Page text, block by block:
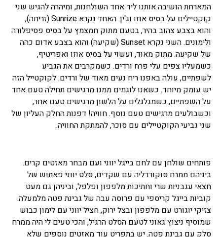
המארחת הושיבה אותנו ליד אחד השולחנות, ומיהרה להגיש שני
קוקטיילים על בסיס אוזו וג'ין. האחד נקרא Sunrize (זריחה),
והוא בצבע צהוב בהיר, בטעם מתוק חמצמץ על בסיס פסיפלורה
ולימונים. השני נקרא Sunset (שקיעה) והוא בצבע אדום כהה
של שקיעה. מתוק מאוד, ועשוי על בסיס אוזו ואפריטיף,
כשמעליו צפים עלי פרח ורדים. כשמקרבים את הגביע
לשפתיים, עולה באפנו ריח נעים מאוד של ורדים. לקוקטייל הזה
יש עומק מיוחד. כשאנו לוגמים ממנו מרגישים תחילה טעם אחד
על השפתיים, כשמגלגלים על הלשון מרגישים טעם אחר,
וכשבולעים מרגישים טעם נוסף. חוויה! דפנות החלק העליון של
שני גביעי הקוקטיילים עם סוכר, להמתקת החוויה.
פותחים שולחן עם לחם בייגל יווני ועם מבחר מאזטים קרים.
ביניהם ממרח סוקורדליה עם שקדים, סלט יווני פאתוש של
חצאי עגבניות שרי וחתיכות מלפפון ופלפל, וביניהן גם מעט
קוביות בייגל קריספי עם פרוסה עבה של גבינת פטה מלמעלה.
צזיקי יוגורט עם מלפפון ובצל ירוק, חציל יווני עם לימון כבוש
שמוסיף ניצוץ גאוני לטעם הסלט הרגיל, והכי טעים לי היה ממרח
סלק עם גבינת פטה. יש בתפריט עוד מאזטים נוספים שלא